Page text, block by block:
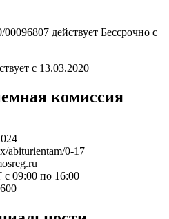
действует Бессрочно с
с 13.03.2020
комиссия
abiturientam/0-17
09:00 по 16:00